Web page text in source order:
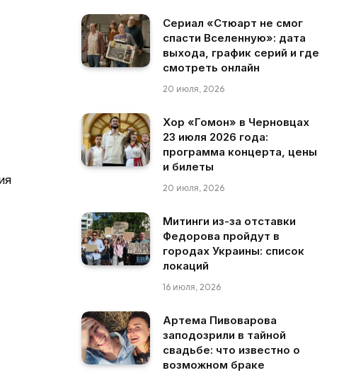
Сериал «Стюарт не смог
спасти Вселенную»: дата
выхода, график серий и где
смотреть онлайн
20 июля, 2026
Хор «Гомон» в Черновцах
23 июля 2026 года:
программа концерта, цены
и билеты
20 июля, 2026
Митинги из-за отставки
Федорова пройдут в
городах Украины: список
локаций
16 июля, 2026
Артема Пивоварова
заподозрили в тайной
свадьбе: что известно о
возможном браке